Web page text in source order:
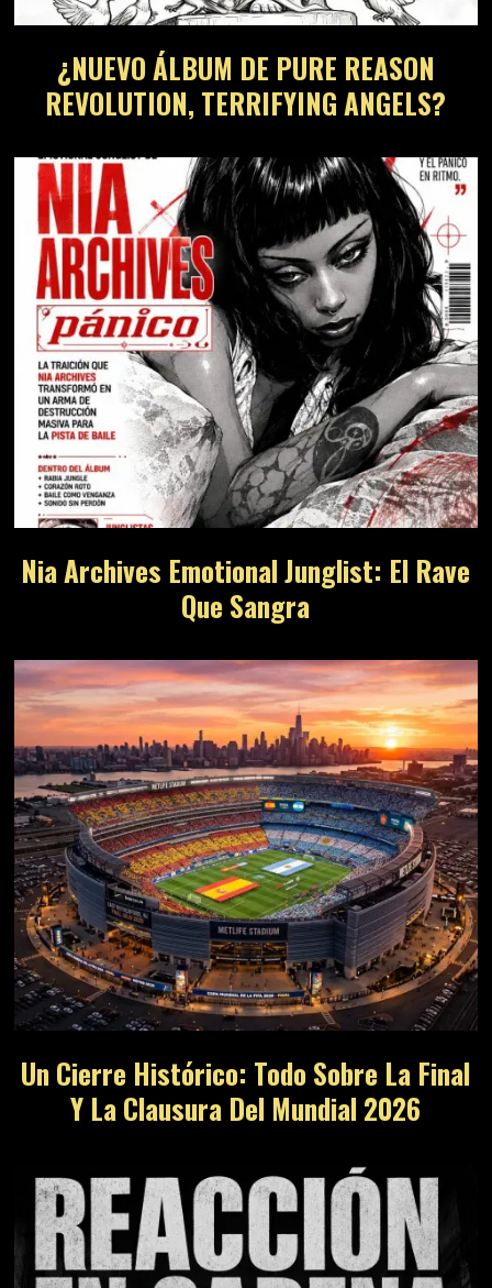
¿NUEVO ÁLBUM DE PURE REASON
REVOLUTION, TERRIFYING ANGELS?
Nia Archives Emotional Junglist: El Rave
Que Sangra
Un Cierre Histórico: Todo Sobre La Final
Y La Clausura Del Mundial 2026